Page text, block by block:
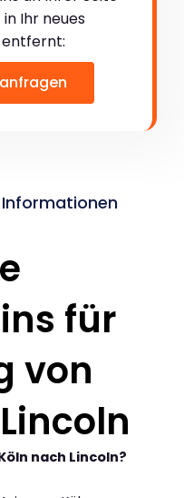
Ihr neues
entfernt:
Informationen
für
von
nach Lincoln?